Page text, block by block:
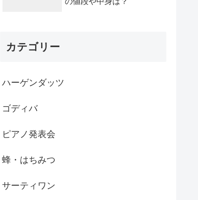
カテゴリー
ハーゲンダッツ
ゴディバ
ピアノ発表会
蜂・はちみつ
サーティワン